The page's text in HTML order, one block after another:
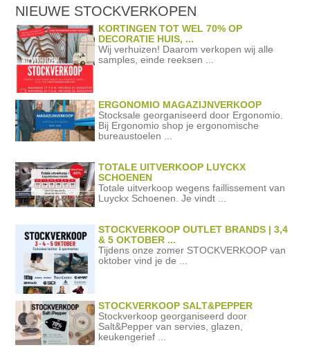
NIEUWE STOCKVERKOPEN
KORTINGEN TOT WEL 70% OP
DECORATIE HUIS, ...
Wij verhuizen! Daarom verkopen wij alle
samples, einde reeksen ...
ERGONOMIO MAGAZIJNVERKOOP
Stocksale georganiseerd door Ergonomio.
Bij Ergonomio shop je ergonomische
bureaustoelen ...
TOTALE UITVERKOOP LUYCKX
SCHOENEN
Totale uitverkoop wegens faillissement van
Luyckx Schoenen. Je vindt ...
STOCKVERKOOP OUTLET BRANDS | 3,4
& 5 OKTOBER ...
Tijdens onze zomer STOCKVERKOOP van
oktober vind je de ...
STOCKVERKOOP SALT&PEPPER
Stockverkoop georganiseerd door
Salt&Pepper van servies, glazen,
keukengerief ...